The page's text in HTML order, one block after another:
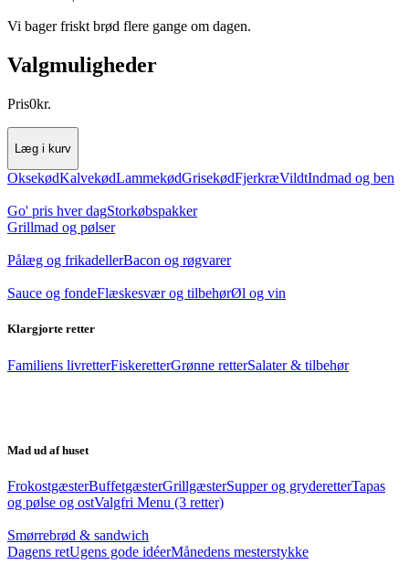
Vi bager friskt brød flere gange om dagen.
Valgmuligheder
Pris0kr.
Læg i kurv
OksekødKalvekødLammekødGrisekødFjerkræVildtIndmad og ben
Go' pris hver dagStorkøbspakker
Grillmad og pølser
Pålæg og frikadellerBacon og røgvarer
Sauce og fondeFlæskesvær og tilbehørØl og vin
Klargjorte retter
Familiens livretterFiskeretterGrønne retterSalater & tilbehør
Mad ud af huset
FrokostgæsterBuffetgæsterGrillgæsterSupper og gryderetterTapas
og pølse og ostValgfri Menu (3 retter)
Smørrebrød & sandwich
Dagens retUgens gode idéerMånedens mesterstykke